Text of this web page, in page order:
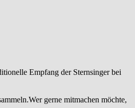
Empfang der Sternsinger bei
gerne mitmachen möchte,